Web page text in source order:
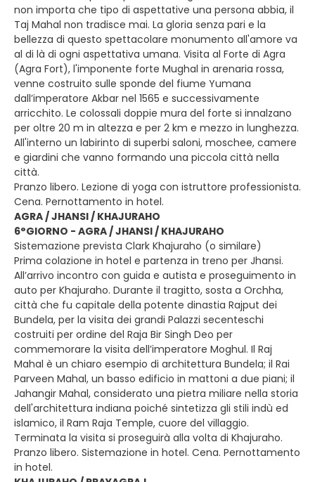
non importa che tipo di aspettative una persona abbia, il
Taj Mahal non tradisce mai. La gloria senza pari e la
bellezza di questo spettacolare monumento all'amore va
al di là di ogni aspettativa umana. Visita al Forte di Agra
(Agra Fort), l'imponente forte Mughal in arenaria rossa,
venne costruito sulle sponde del fiume Yumana
dall’imperatore Akbar nel 1565 e successivamente
arricchito. Le colossali doppie mura del forte si innalzano
per oltre 20 m in altezza e per 2 km e mezzo in lunghezza.
All'interno un labirinto di superbi saloni, moschee, camere
e giardini che vanno formando una piccola città nella
città.
Pranzo libero. Lezione di yoga con istruttore professionista.
Cena. Pernottamento in hotel.
AGRA / JHANSI / KHAJURAHO
6°GIORNO - AGRA / JHANSI / KHAJURAHO
Sistemazione prevista Clark Khajuraho (o similare)
Prima colazione in hotel e partenza in treno per Jhansi.
All’arrivo incontro con guida e autista e proseguimento in
auto per Khajuraho. Durante il tragitto, sosta a Orchha,
città che fu capitale della potente dinastia Rajput dei
Bundela, per la visita dei grandi Palazzi secenteschi
costruiti per ordine del Raja Bir Singh Deo per
commemorare la visita dell’imperatore Moghul. Il Raj
Mahal è un chiaro esempio di architettura Bundela; il Rai
Parveen Mahal, un basso edificio in mattoni a due piani; il
Jahangir Mahal, considerato una pietra miliare nella storia
dell'architettura indiana poiché sintetizza gli stili indù ed
islamico, il Ram Raja Temple, cuore del villaggio.
Terminata la visita si proseguirà alla volta di Khajuraho.
Pranzo libero. Sistemazione in hotel. Cena. Pernottamento
in hotel.